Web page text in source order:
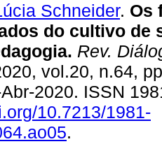
Schneider. Os
do cultivo de
Rev.
vol.20, n.64,
2020. ISSN
10.7213/1981-
.